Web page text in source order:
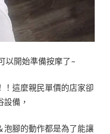
以開始準備按摩了~
！這麼親民單價的店家卻
設備，
泡腳的動作都是為了能讓